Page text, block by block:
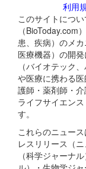
利用
このサイトにつ
（
患、疾病）のメカ
医療機器）の開
（バイオテック
や医療に携わる
護師・薬剤師・
ライフサイエン
す。
これらのニュー
レスリリース（
（科学ジャーナ